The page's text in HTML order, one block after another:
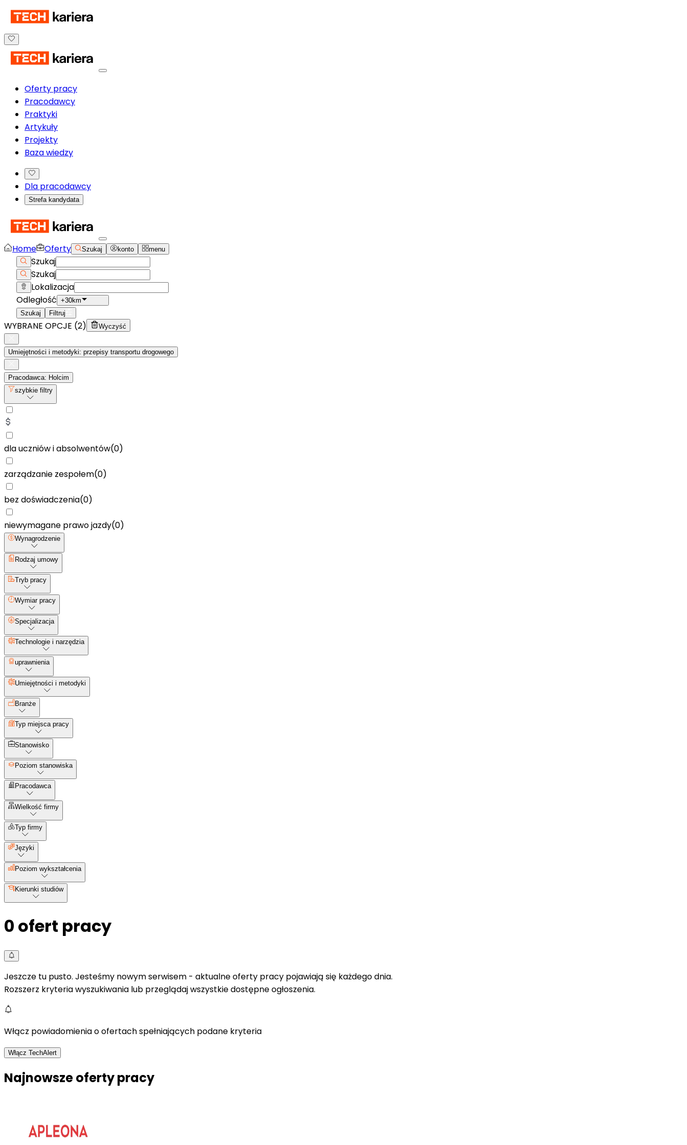
Oferty pracy
Pracodawcy
Praktyki
Artykuły
Projekty
Baza wiedzy
Dla pracodawcy
Strefa kandydata
Home Oferty Szukaj konto menu
Szukaj
Szukaj
Lokalizacja
Odległość +30km
Szukaj
Filtruj
WYBRANE OPCJE (2) Wyczyść
Umiejętności i metodyki: przepisy transportu drogowego
Pracodawca: Holcim
szybkie filtry
dla uczniów i absolwentów(0)
zarządzanie zespołem(0)
bez doświadczenia(0)
niewymagane prawo jazdy(0)
Wynagrodzenie
Rodzaj umowy
Tryb pracy
Wymiar pracy
Specjalizacja
Technologie i narzędzia
uprawnienia
Umiejętności i metodyki
Branże
Typ miejsca pracy
Stanowisko
Poziom stanowiska
Pracodawca
Wielkość firmy
Typ firmy
Języki
Poziom wykształcenia
Kierunki studiów
0 ofert pracy
Jeszcze tu pusto. Jesteśmy nowym serwisem - aktualne oferty pracy pojawiają się każdego dnia.
Rozszerz kryteria wyszukiwania lub przeglądaj wszystkie dostępne ogłoszenia.
Włącz powiadomienia o ofertach spełniających podane kryteria
Włącz TechAlert
Najnowsze oferty pracy